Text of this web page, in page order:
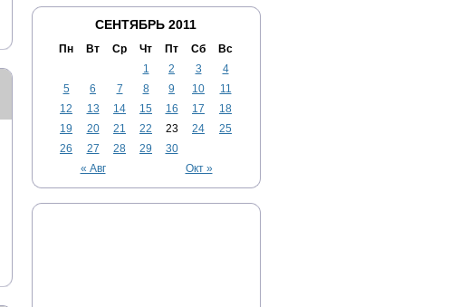
СЕНТЯБРЬ 2011
Пн Вт Ср Чт Пт Сб Вс
« Авг Окт »
1 2 3
4
5
6 7 8 9 10
11
12
13 14 15 16 17
18
19
20 21 22 23 24
25
26
27 28 29 30